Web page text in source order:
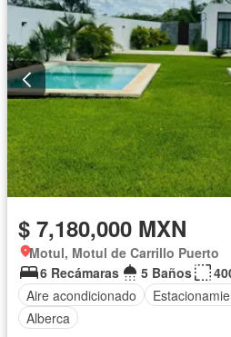
$ 7,180,000 MXN
Motul, Motul de Carrillo Puerto
6 Recámaras
5 Baños
Aire acondicionado
Alberca